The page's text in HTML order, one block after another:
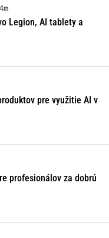
Legion, AI tablety a
pre využitie AI v
profesionálov za dobrú